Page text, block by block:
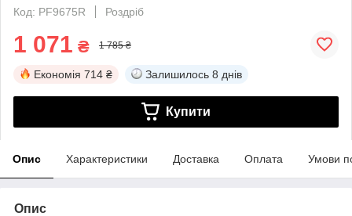
Код: PF9675R
Роздріб
1 071 ₴ 1 785 ₴
Економія 714 ₴ Залишилось 8 днів
Купити
Опис Характеристики Доставка Оплата Умови
Опис